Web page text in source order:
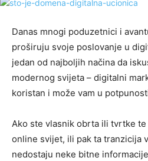
Danas mnogi poduzetnici i
proširuju svoje poslovanje u
jedan od najboljih načina da
modernog svijeta – digitalni
koristan i može vam u
Ako ste vlasnik obrta ili tvrtke
online svijet, ili pak ta tranzicija
nedostaju neke bitne